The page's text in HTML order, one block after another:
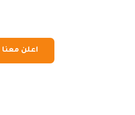
اعلن معنا